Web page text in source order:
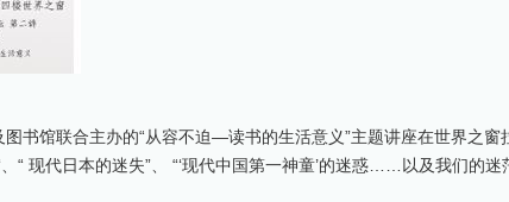
书馆联合主办的“从容不迫—读书的生活意义”主题讲座在世界之
“ 现代日本的迷失”、 “‘现代中国第一神童’的迷惑……以及我们的迷